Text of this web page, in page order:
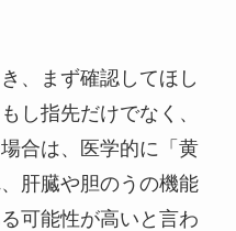
、まず確認してほし
し指先だけでなく、
合は、医学的に「黄
肝臓や胆のうの機能
可能性が高いと言わ